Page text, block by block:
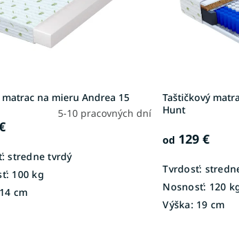
matrac na mieru Andrea 15
5-10 pracovných dní
stredne tvrdý
100 kg
14 cm
Taštičkový
Hunt
od 129 €
Tvrdosť:
Nosnosť: 120
Výška: 19 cm